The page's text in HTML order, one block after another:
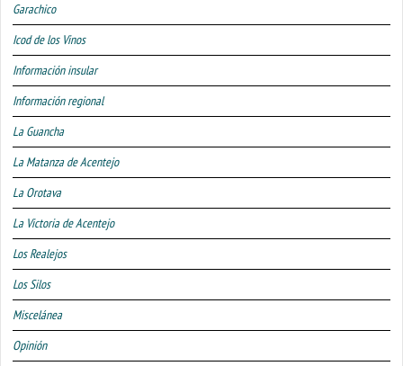
Garachico
Icod de los Vinos
Información insular
Información regional
La Guancha
La Matanza de Acentejo
La Orotava
La Victoria de Acentejo
Los Realejos
Los Silos
Miscelánea
Opinión